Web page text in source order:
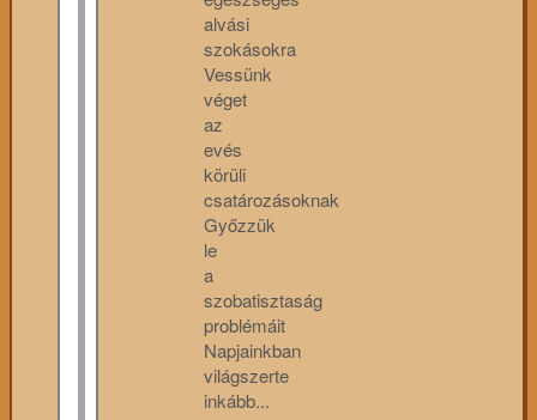
alvási
szokásokra
Vessünk
véget
az
evés
körüli
csatározásoknak
Győzzük
le
a
szobatisztaság
problémáit
Napjainkban
világszerte
inkább...